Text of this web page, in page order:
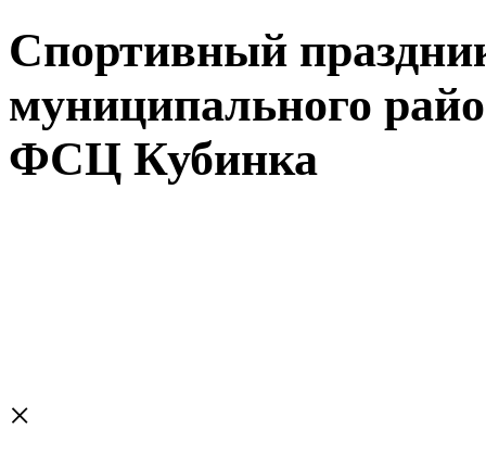
Спортивный
муниципального
ФСЦ Кубинка
×